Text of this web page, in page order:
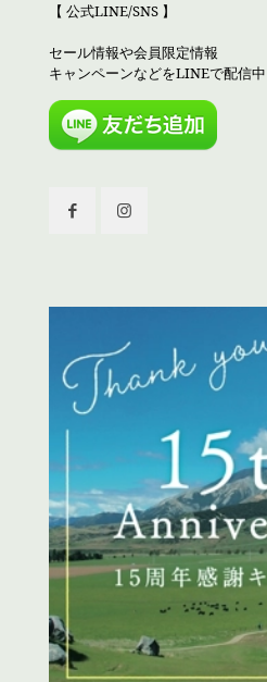
【 公式LINE/SNS 】
セール情報や会員限定情報
キャンペーンなどをLINEで配信中